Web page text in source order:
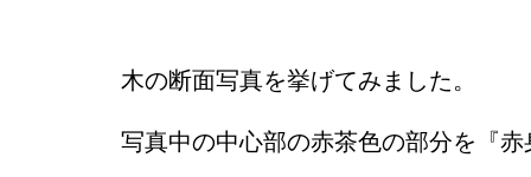
木の断面写真を挙げてみました。
写真中の中心部の赤茶色の部分を『赤